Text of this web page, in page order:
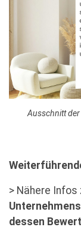
Ausschnitt
> Nähere Infos
dessen